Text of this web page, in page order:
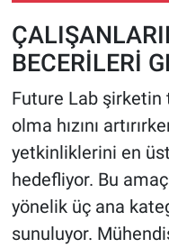
BECERİLERİ
Future Lab
olma hızını
yetkinliklerini en
hedefliyor. Bu
yönelik üç ana
sunuluyor.